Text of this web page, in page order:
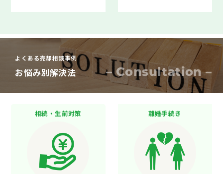
よくある売却相談事例
お悩み別解決法 – Consultation –
相続・生前対策 離婚手続き